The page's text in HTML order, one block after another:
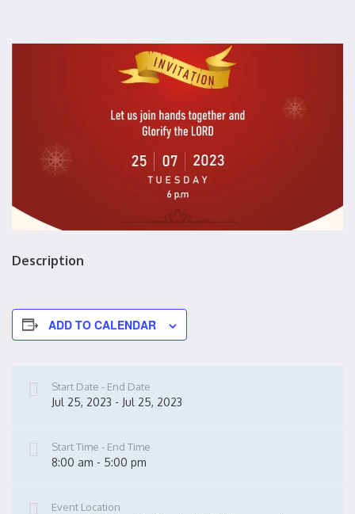
Description
ADD TO CALENDAR
Start Date - End Date
Jul 25, 2023 - Jul 25, 2023
Start Time - End Time
8:00 am - 5:00 pm
Event Location